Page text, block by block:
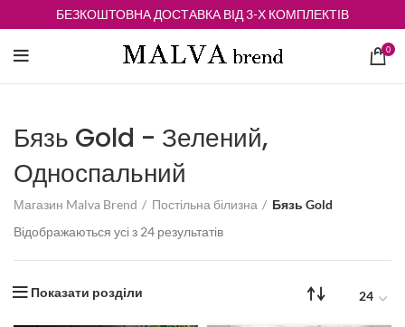
БЕЗКОШТОВНА ДОСТАВКА ВІД 3-Х КОМПЛЕКТІВ
0
Бязь Gold - Зелений,
Односпальний
Магазин Malva Brend Постільна білизна
Бязь Gold
Відображаються усі з 24 результатівВідсортовано
Показати розділи